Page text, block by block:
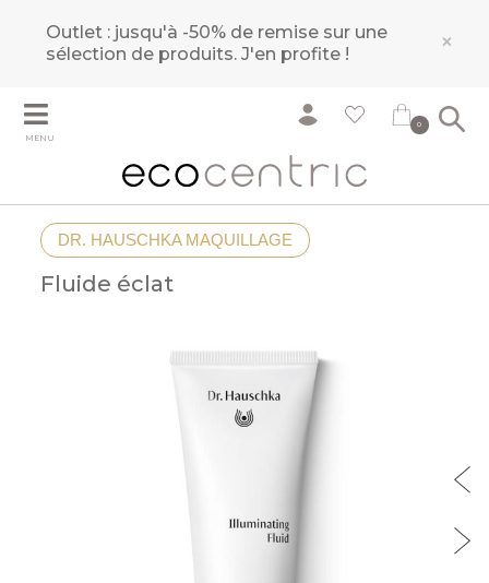
Outlet : jusqu'à -50% de remise sur une
sélection de produits.J'en profite ! ×
MENU
0
DR. HAUSCHKA MAQUILLAGE
Fluide éclat